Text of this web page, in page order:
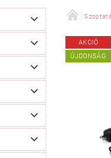
AKCIÓS TERMÉKEINK
RÓLUNK A
AKCIÓ
ÚJDONSÁG